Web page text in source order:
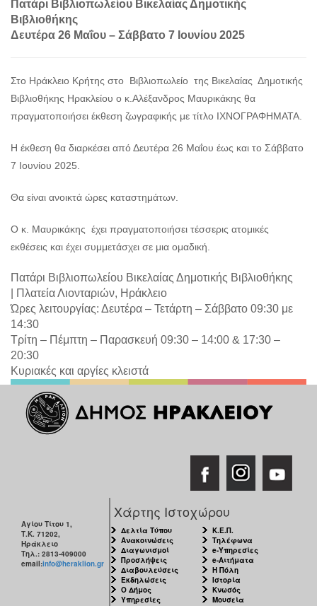
Πατάρι Βιβλιοπωλείου Βικελαίας Δημοτικής
Βιβλιοθήκης
Δευτέρα 26 Μαΐου – Σάββατο 7 Ιουνίου 2025
Στο Ηράκλειο Κρήτης στο Βιβλιοπωλείο της Βικελαίας Δημοτικής
Βιβλιοθήκης Ηρακλείου ο κ.Αλέξανδρος Μαυρικάκης θα
πραγματοποιήσει έκθεση ζωγραφικής με τίτλο ΙΧΝΟΓΡΑΦΗΜΑΤΑ.
Η έκθεση θα διαρκέσει από Δευτέρα 26 Μαΐου έως και το Σάββατο
7 Ιουνίου 2025.
Θα είναι ανοικτά ώρες καταστημάτων.
Ο κ. Μαυρικάκης έχει πραγματοποιήσει τέσσερις ατομικές
εκθέσεις και έχει συμμετάσχει σε μια ομαδική.
Πατάρι Βιβλιοπωλείου Βικελαίας Δημοτικής Βιβλιοθήκης
Πλατεία Λιονταριών, Ηράκλειο
Ώρες λειτουργίας: Δευτέρα – Τετάρτη – Σάββατο 09:30 με
14:30
Τρίτη – Πέμπτη – Παρασκευή 09:30 – 14:00 & 17:30 –
20:30
Κυριακές και αργίες κλειστά
Αγίου Τίτου 1,
Τ.Κ. 71202,
Ηράκλειο
Τηλ.: 2813-409000
email:info@heraklion.gr
Χάρτης Ιστοχώρου
Δελτία Τύπου
Ανακοινώσεις
Διαγωνισμοί
Προσλήψεις
Διαβουλεύσεις
Εκδηλώσεις
Ο Δήμος
Υπηρεσίες
Κ.Ε.Π.
Τηλέφωνα
e-Υπηρεσίες
e-Αιτήματα
Η Πόλη
Ιστορία
Κνωσός
Μουσεία